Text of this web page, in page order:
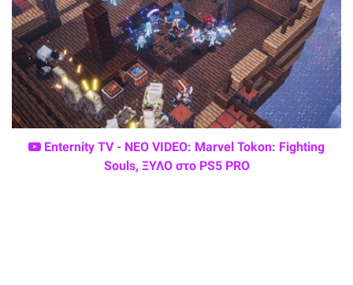
Enternity TV - ΝΕΟ VIDEO: Marvel Tokon: Fighting
Souls, ΞΥΛΟ στο PS5 PRO